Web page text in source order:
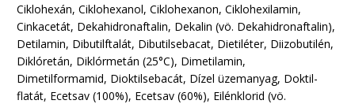
Ciklohexán, Ciklohexanol, Ciklohexanon, Ciklohexilamin,
Cinkacetát, Dekahidronaftalin, Dekalin (vö. Dekahidronaftalin),
Detilamin, Dibutilftalát, Dibutilsebacat, Dietiléter, Diizobutilén,
Diklóretán, Diklórmetán (25°C), Dimetilamin,
Dimetilformamid, Dioktilsebacát, Dízel üzemanyag, Doktil-
flatát, Ecetsav (100%), Ecetsav (60%), Eilénklorid (vö.